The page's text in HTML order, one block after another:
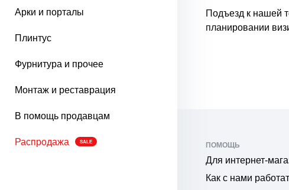
Арки и порталы
Плинтус
Фурнитура и прочее
Монтаж и реставрация
В помощь продавцам
Распродажа SALE
Подъезд к нашей
планировании
ПОМОЩЬ
Для интернет-
Как с нами